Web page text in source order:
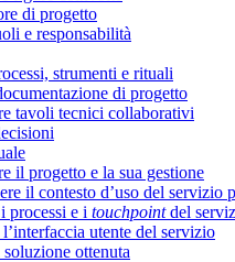
di progetto
e responsabilità
strumenti e rituali
di progetto
tavoli tecnici collaborativi
il progetto e la sua gestione
il contesto d’uso del servizio
processi e i touchpointdel
utente del servizio
ottenuta